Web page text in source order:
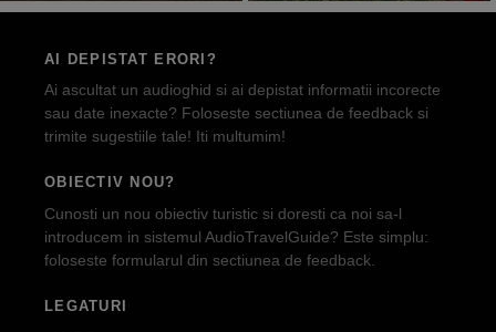
AI DEPISTAT ERORI?
Ai ascultat un audioghid si ai depistat informatii incorecte
sau date inexacte? Foloseste sectiunea de feedback si
trimite sugestiile tale! Iti multumim!
OBIECTIV NOU?
Cunosti un nou obiectiv turistic si doresti ca noi sa-l
introducem in sistemul AudioTravelGuide? Este simplu:
foloseste formularul din sectiunea de feedback.
LEGATURI